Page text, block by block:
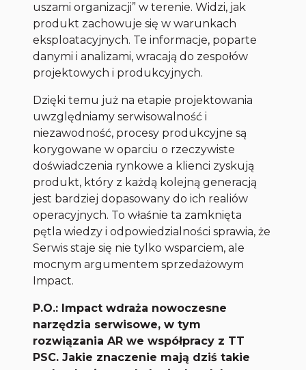
uszami organizacji” w terenie. Widzi, jak
produkt zachowuje się w warunkach
eksploatacyjnych. Te informacje, poparte
danymi i analizami, wracają do zespołów
projektowych i produkcyjnych.
Dzięki temu już na etapie projektowania
uwzględniamy serwisowalność i
niezawodność, procesy produkcyjne są
korygowane w oparciu o rzeczywiste
doświadczenia rynkowe a klienci zyskują
produkt, który z każdą kolejną generacją
jest bardziej dopasowany do ich realiów
operacyjnych. To właśnie ta zamknięta
pętla wiedzy i odpowiedzialności sprawia, że
Serwis staje się nie tylko wsparciem, ale
mocnym argumentem sprzedażowym
Impact.
P.O.: Impact wdraża nowoczesne
narzędzia serwisowe, w tym
rozwiązania AR we współpracy z TT
PSC. Jakie znaczenie mają dziś takie